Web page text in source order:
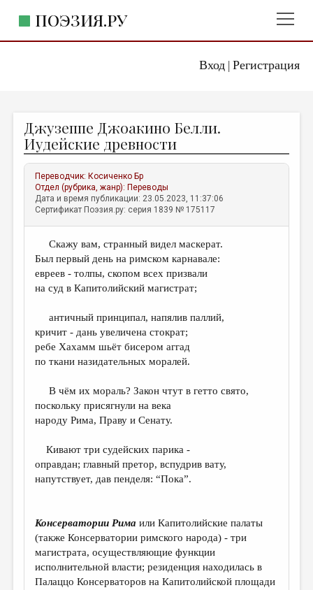
Вход| Регистрация
ПОЭЗИЯ.РУ
ЖАНРЫ
АВТОРЫ
КОММЕНТАРИИ
ЛИТСАЛОН
ПРАВИЛА САЙТА
ОТДЕЛЫ И РУБРИКИ
ДАЙДЖЕСТ
ПРОИЗВЕДЕНИЯ
КОНКУРСЫ
КНИЖНАЯ ПОЛКА
ОБЗОР ЛИТЕРАТУРЫ
ОБЪЯВЛЕНИЯ
КОЛОНКА РЕДАКТОРА
РЕДКОЛЛЕГИЯ
Джузеппе Джоакино Белли.
Иудейские древности
Переводчик: Косиченко Бр
Отдел (рубрика, жанр): Переводы
Дата и время публикации: 23.05.2023, 11:37:06
Сертификат Поэзия.ру: серия 1839 № 175117
Скажу вам, странный видел маскерат.
Был первый день на римском карнавале:
евреев - толпы, скопом всех призвали
на суд в Капитолийский магистрат;
античный принципал, напялив паллий,
кричит - дань увеличена стократ;
ребе Хахамм шьёт бисером аггад
по ткани назидательных моралей.
В чём их мораль? Закон чтут в гетто свято,
поскольку присягнули на века
народу Рима, Праву и Сенату.
Кивают три судейских парика -
оправдан; главный претор, вспудрив вату,
напутствует, дав пенделя: “Пока”.
Консерватории Рима или Капитолийские палаты
(также Консерватории римского народа) - три
магистрата, осуществляющие функции
исполнительной власти; резиденция находилась в
Палаццо Консерваторов на Капитолийской площади